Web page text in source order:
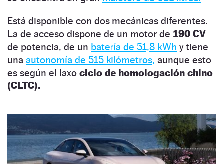
Está disponible con dos mecánicas diferentes.
La de acceso dispone de un motor de 190 CV
de potencia, de un batería de 51,8 kWh y tiene
una autonomía de 515 kilómetros, aunque esto
es según el laxo ciclo de homologación chino
(CLTC).